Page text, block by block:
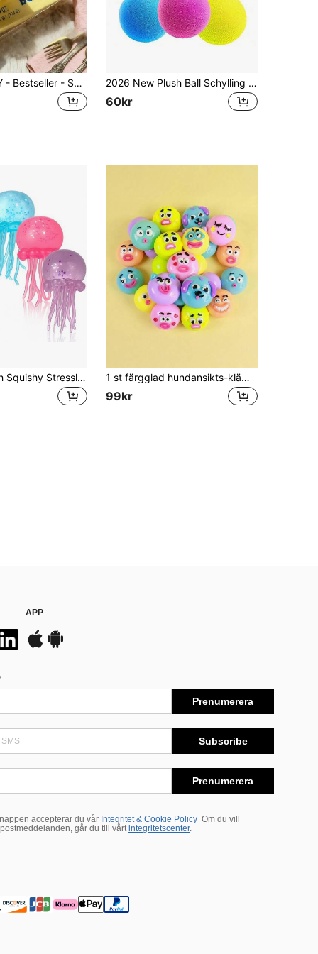
SQUISHY TOY - Bestseller - Supermjuk Butter Stick Milk Bar klämleksak för stresslindring för pojkar och flickor - Rekommenderad högtidsgåva - Rekommenderad födelsedagspresent - Leksak - Rekommenderad Alla hjärtans dag-present - Perfekt present 2026 New Plush Ball Schylling Nee Dohs, mjuk plyschboll med molnliknande känsla, vågig textur, synlig och taktil, maltosfluffig spetsig stressboll, stresslindrande dekompressionsverktyg, födelsedagspresent, högtidspresent, perfekt present
60kr
Glitter Jellyfish Squishy Stressleksak: Transparent glänsande snäckskals-klämleksak för fingertopparna, söt somrig oceanisk sensorisk avstressningsleksak, lämplig för vuxna och samlare av fingertoppsleksaker som mors dag-present 1 st färgglad hundansikts-klämleksak, rolig stressboll med ansiktsuttryck som ändras, mjuk formbar slow-rebound fidgetleksak, lämplig för barn, tonåringar och vuxna, partyfavoriter, påsefylla till presentpåsar, klassrumspriser, födelsedagspresenter
99kr
APP
Prenumerera
Subscribe
Prenumerera
accepterar du vår Integritet & Cookie Policy Om du vill
går du till vårtintegritetscenter.